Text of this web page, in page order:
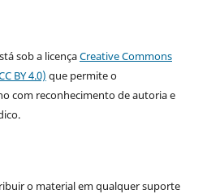
sob a licençaCreative Commons
BY 4.0) que permite o
com reconhecimento de autoria e
o material em qualquer suporte